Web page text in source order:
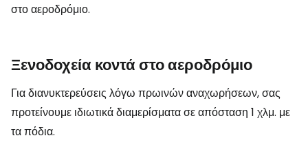
στο αεροδρόμιο.
Ξενοδοχεία κοντά στο αεροδρόμιο
Για διανυκτερεύσεις λόγω πρωινών αναχωρήσεων, σας
προτείνουμε ιδιωτικά διαμερίσματα σε απόσταση 1 χλμ. με
τα πόδια.